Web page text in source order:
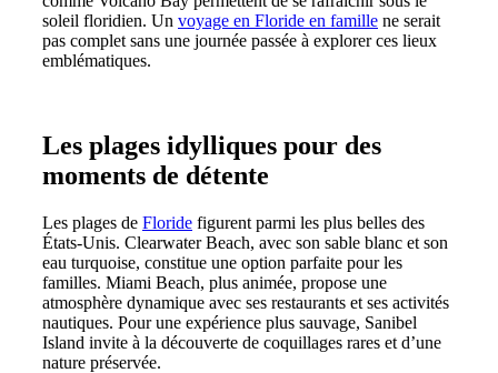
soleil floridien. Un voyage en Floride en famille ne serait
pas complet sans une journée passée à explorer ces lieux
emblématiques.
Les plages idylliques pour des
moments de détente
Les plages de Floride figurent parmi les plus belles des
États-Unis. Clearwater Beach, avec son sable blanc et son
eau turquoise, constitue une option parfaite pour les
familles. Miami Beach, plus animée, propose une
atmosphère dynamique avec ses restaurants et ses activités
nautiques. Pour une expérience plus sauvage, Sanibel
Island invite à la découverte de coquillages rares et d’une
nature préservée.